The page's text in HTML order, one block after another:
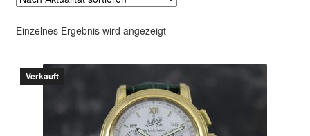
Über mich
Einzelnes Ergebnis wird angezeigt
Verkauft